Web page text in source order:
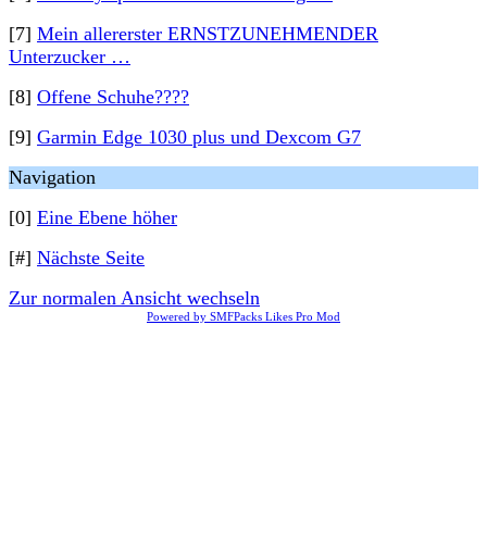
[7] Mein allererster ERNSTZUNEHMENDER
Unterzucker …
[8] Offene Schuhe????
[9] Garmin Edge 1030 plus und Dexcom G7
Navigation
[0] Eine Ebene höher
[#] Nächste Seite
Zur normalen Ansicht wechseln
Powered by SMFPacks Likes Pro Mod